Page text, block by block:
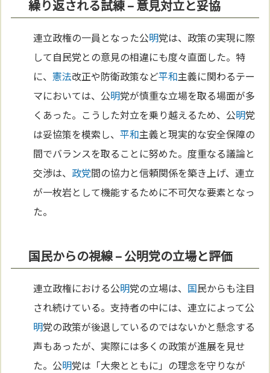
繰り返される試練 – 意見対立と妥協
連立政権の一員となった公明党は、政策の実現に際
して自民党との意見の相違にも度々直面した。特
に、憲法改正や防衛政策など平和主義に関わるテー
マにおいては、公明党が慎重な立場を取る場面が多
くあった。こうした対立を乗り越えるため、公明党
は妥協策を模索し、平和主義と現実的な安全保障の
間でバランスを取ることに努めた。度重なる議論と
交渉は、 政党間の協力と信頼関係を築き上げ、連立
が一枚岩として機能するために不可欠な要素となっ
た。
国民からの視線 – 公明党の立場と評価
連立政権における公明党の立場は、 国民からも注目
され続けている。支持者の中には、連立によって公
明党の政策が後退しているのではないかと懸念する
声もあったが、実際には多くの政策が進展を見せ
た。公明党は「大衆とともに」の理念を守りなが